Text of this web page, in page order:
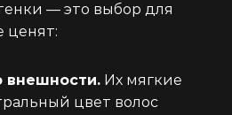
— это выбор для
ценят:
внешности.Их мягкие
цвет волос